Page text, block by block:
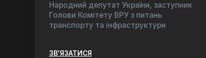
Народний депутат України, заступник
Голови Комітету ВРУ з питань
транспорту та інфраструктури
ЗВ'ЯЗАТИСЯ